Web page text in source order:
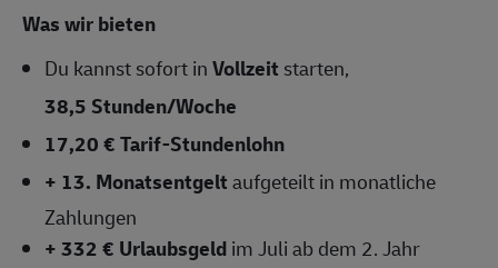
Was wir bieten
Du kannst sofort inVollzeit starten,
38,5 Stunden/Woche
17,20 € Tarif-Stundenlohn
+ 13. Monatsentgeltaufgeteilt in monatliche
Zahlungen
+ 332 € Urlaubsgeldim Juli ab dem 2. Jahr